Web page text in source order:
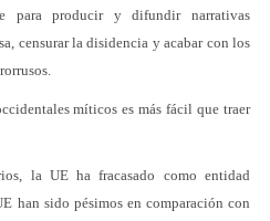
para producir y difundir narrativas
censurar la disidencia y acabar con los
míticos es más fácil que traer
la UE ha fracasado como entidad
han sido pésimos en comparación con